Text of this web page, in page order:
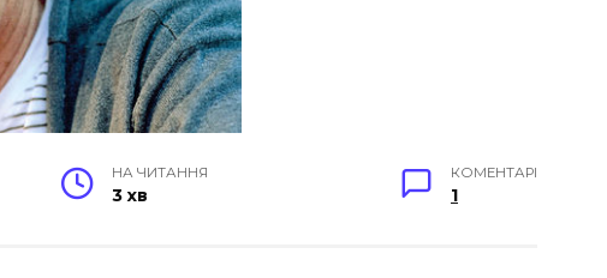
НА ЧИТАННЯ
3 хв
КОМЕНТАРІ
1